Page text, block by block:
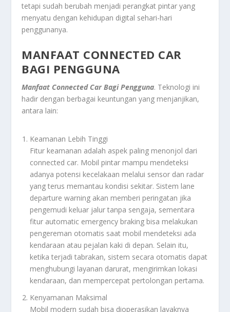
tetapi sudah berubah menjadi perangkat pintar yang
menyatu dengan kehidupan digital sehari-hari
penggunanya.
MANFAAT CONNECTED CAR
BAGI PENGGUNA
Manfaat Connected Car Bagi Pengguna. Teknologi ini
hadir dengan berbagai keuntungan yang menjanjikan,
antara lain:
Keamanan Lebih Tinggi
Fitur keamanan adalah aspek paling menonjol dari
connected car. Mobil pintar mampu mendeteksi
adanya potensi kecelakaan melalui sensor dan radar
yang terus memantau kondisi sekitar. Sistem lane
departure warning akan memberi peringatan jika
pengemudi keluar jalur tanpa sengaja, sementara
fitur automatic emergency braking bisa melakukan
pengereman otomatis saat mobil mendeteksi ada
kendaraan atau pejalan kaki di depan. Selain itu,
ketika terjadi tabrakan, sistem secara otomatis dapat
menghubungi layanan darurat, mengirimkan lokasi
kendaraan, dan mempercepat pertolongan pertama.
Kenyamanan Maksimal
Mobil modern sudah bisa dioperasikan layaknya